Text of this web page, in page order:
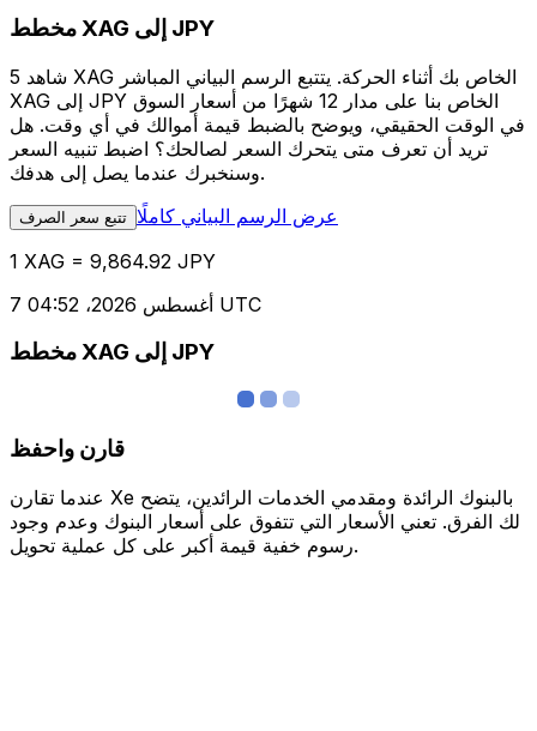
مخطط XAG إلى JPY
شاهد 5 XAG الخاص بك أثناء الحركة. يتتبع الرسم البياني المباشر
XAG إلى JPY الخاص بنا على مدار 12 شهرًا من أسعار السوق
في الوقت الحقيقي، ويوضح بالضبط قيمة أموالك في أي وقت. هل
تريد أن تعرف متى يتحرك السعر لصالحك؟ اضبط تنبيه السعر
وسنخبرك عندما يصل إلى هدفك.
تتبع سعر الصرف عرض الرسم البياني كاملًا
1 XAG = 9,864.92 JPY
7 أغسطس 2026، 04:52 UTC
مخطط XAG إلى JPY
قارن واحفظ
عندما تقارن Xe بالبنوك الرائدة ومقدمي الخدمات الرائدين، يتضح
لك الفرق. تعني الأسعار التي تتفوق على أسعار البنوك وعدم وجود
رسوم خفية قيمة أكبر على كل عملية تحويل.